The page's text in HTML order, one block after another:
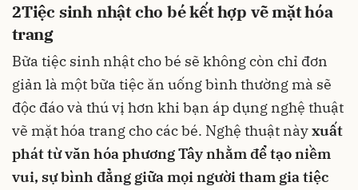
2Tiệc sinh nhật cho bé kết hợp vẽ mặt hóa
trang
Bữa tiệc sinh nhật cho bé sẽ không còn chỉ đơn
giản là một bữa tiệc ăn uống bình thường mà sẽ
độc đáo và thú vị hơn khi bạn áp dụng nghệ thuật
vẽ mặt hóa trang cho các bé. Nghệ thuật nàyxuất
phát từ văn hóa phương Tây nhằm để tạo niềm
vui, sự bình đẳng giữa mọi người tham gia tiệc